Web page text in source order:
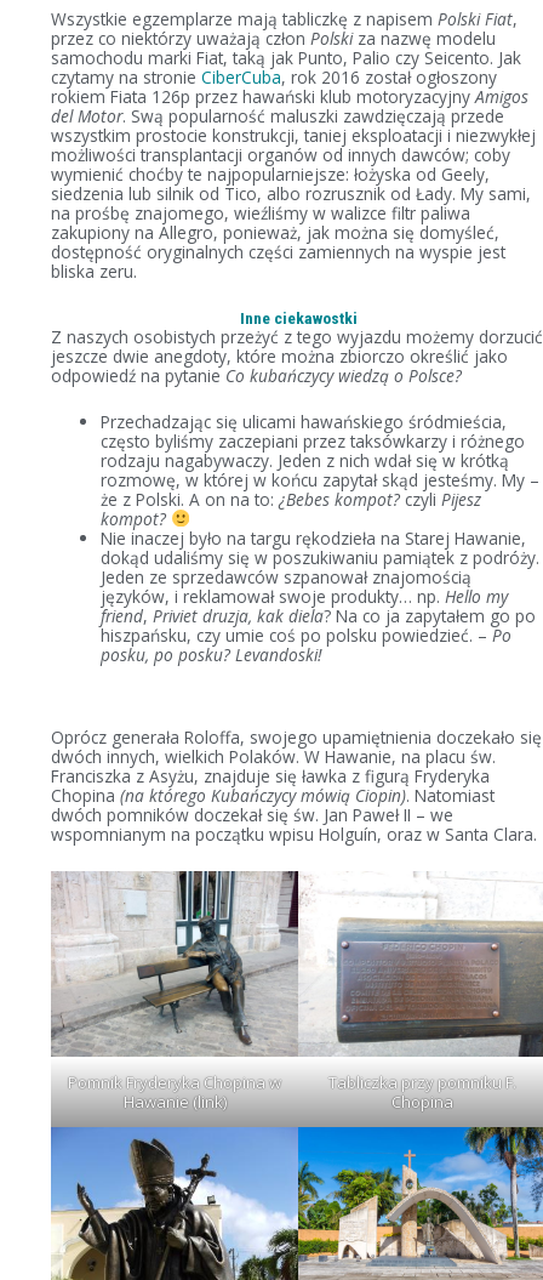
Wszystkie egzemplarze mają tabliczkę z napisemPolski Fiat,
przez co niektórzy uważają członPolskiza nazwę modelu
samochodu marki Fiat, taką jak Punto, Palio czy Seicento. Jak
czytamy na stronieCiberCuba, rok 2016 został ogłoszony
rokiem Fiata 126p przez hawański klub motoryzacyjnyAmigos
del Motor. Swą popularność maluszki zawdzięczają przede
wszystkim prostocie konstrukcji, taniej eksploatacji i niezwykłej
możliwości transplantacji organów od innych dawców; coby
wymienić choćby te najpopularniejsze: łożyska od Geely,
siedzenia lub silnik od Tico, albo rozrusznik od Łady. My sami,
na prośbę znajomego, wieźliśmy w walizce filtr paliwa
zakupiony na Allegro, ponieważ, jak można się domyśleć,
dostępność oryginalnych części zamiennych na wyspie jest
bliska zeru.
Inne ciekawostki
Z naszych osobistych przeżyć z tego wyjazdu możemy dorzucić
jeszcze dwie anegdoty, które można zbiorczo określić jako
odpowiedź na pytanie Co kubańczycy wiedzą o Polsce?
Przechadzając się ulicami hawańskiego śródmieścia,
często byliśmy zaczepiani przez taksówkarzy i różnego
rodzaju nagabywaczy. Jeden z nich wdał się w krótką
rozmowę, w której w końcu zapytał skąd jesteśmy. My –
że z Polski. A on na to:¿Bebes kompot? czyli Pijesz
kompot?
Nie inaczej było na targu rękodzieła na Starej Hawanie,
dokąd udaliśmy się w poszukiwaniu pamiątek z podróży.
Jeden ze sprzedawców szpanował znajomością
języków, i reklamował swoje produkty… np. Hello my
friend, Priviet druzja, kak diela? Na co ja zapytałem go po
hiszpańsku, czy umie coś po polsku powiedzieć. –Po
posku, po posku? Levandoski!
Oprócz generała Roloffa, swojego upamiętnienia doczekało się
dwóch innych, wielkich Polaków. W Hawanie, na placu św.
Franciszka z Asyżu, znajduje się ławka z figurą Fryderyka
Chopina(na którego Kubańczycy mówią Ciopin). Natomiast
dwóch pomników doczekał się św. Jan Paweł II – we
wspomnianym na początku wpisu Holguín, oraz w Santa Clara.
Pomnik Fryderyka Chopina w
Hawanie (link)
Tabliczka przy pomniku F.
Chopina